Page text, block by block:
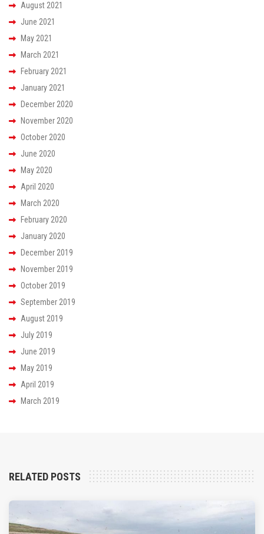
August 2021
June 2021
May 2021
March 2021
February 2021
January 2021
December 2020
November 2020
October 2020
June 2020
May 2020
April 2020
March 2020
February 2020
January 2020
December 2019
November 2019
October 2019
September 2019
August 2019
July 2019
June 2019
May 2019
April 2019
March 2019
RELATED POSTS